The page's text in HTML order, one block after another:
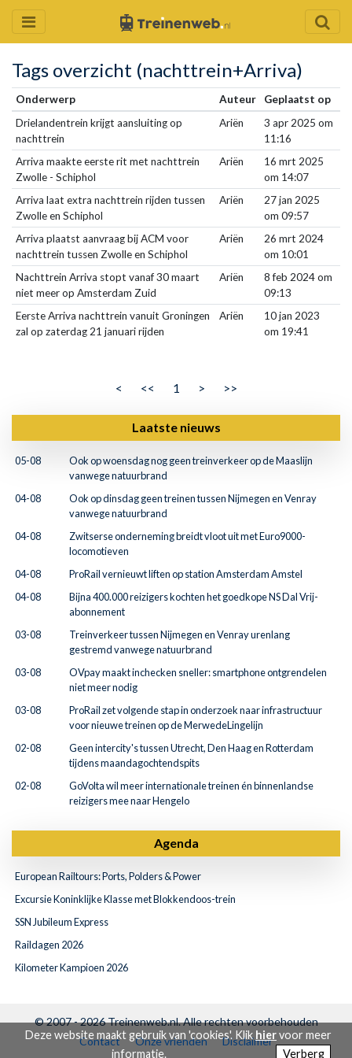
Deze website maakt gebruik van 'cookies'. Klikhiervoor meer
informatie.
Verberg
Tags overzicht (nachttrein+Arriva)
Onderwerp Auteur
Geplaatst op
Drielandentrein krijgt aansluiting op
nachttrein
Ariën
3 apr 2025 om
11:16
Arriva maakte eerste rit met nachttrein
Zwolle - Schiphol
Ariën
16 mrt 2025
om 14:07
Arriva laat extra nachttrein rijden tussen
Zwolle en Schiphol
Ariën
27 jan 2025
om 09:57
Arriva plaatst aanvraag bij ACM voor
nachttrein tussen Zwolle en Schiphol
Ariën
26 mrt 2024
om 10:01
Nachttrein Arriva stopt vanaf 30 maart
niet meer op Amsterdam Zuid
Ariën
8 feb 2024 om
09:13
Eerste Arriva nachttrein vanuit Groningen
zal op zaterdag 21 januari rijden
Ariën
10 jan 2023
om 19:41
< << 1 > >>
Laatste nieuws
05-08
Ook op woensdag nog geen treinverkeer op de Maaslijn
vanwege natuurbrand
04-08
Ook op dinsdag geen treinen tussen Nijmegen en Venray
vanwege natuurbrand
04-08
Zwitserse onderneming breidt vloot uit met Euro9000-
locomotieven
04-08
ProRail vernieuwt liften op station Amsterdam Amstel
04-08
Bijna 400.000 reizigers kochten het goedkope NS Dal Vrij-
abonnement
03-08
Treinverkeer tussen Nijmegen en Venray urenlang
gestremd vanwege natuurbrand
03-08
OVpay maakt inchecken sneller: smartphone ontgrendelen
niet meer nodig
03-08
ProRail zet volgende stap in onderzoek naar infrastructuur
voor nieuwe treinen op de MerwedeLingelijn
02-08
Geen intercity's tussen Utrecht, Den Haag en Rotterdam
tijdens maandagochtendspits
02-08
GoVolta wil meer internationale treinen én binnenlandse
reizigers mee naar Hengelo
Agenda
European Railtours: Ports, Polders & Power
Excursie Koninklijke Klasse met Blokkendoos-trein
SSN Jubileum Express
Raildagen 2026
Kilometer Kampioen 2026
© 2007 - 2026Treinenweb.nl. Alle rechten voorbehouden
Contact
Onze vrienden Disclaimer